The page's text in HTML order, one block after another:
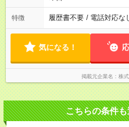
特徴 履歴書不要 / 電話対応な
気になる！
掲載元企業名 株
こちらの条件